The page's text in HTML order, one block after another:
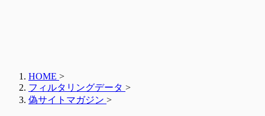
HOME >
フィルタリングデータ >
偽サイトマガジン >